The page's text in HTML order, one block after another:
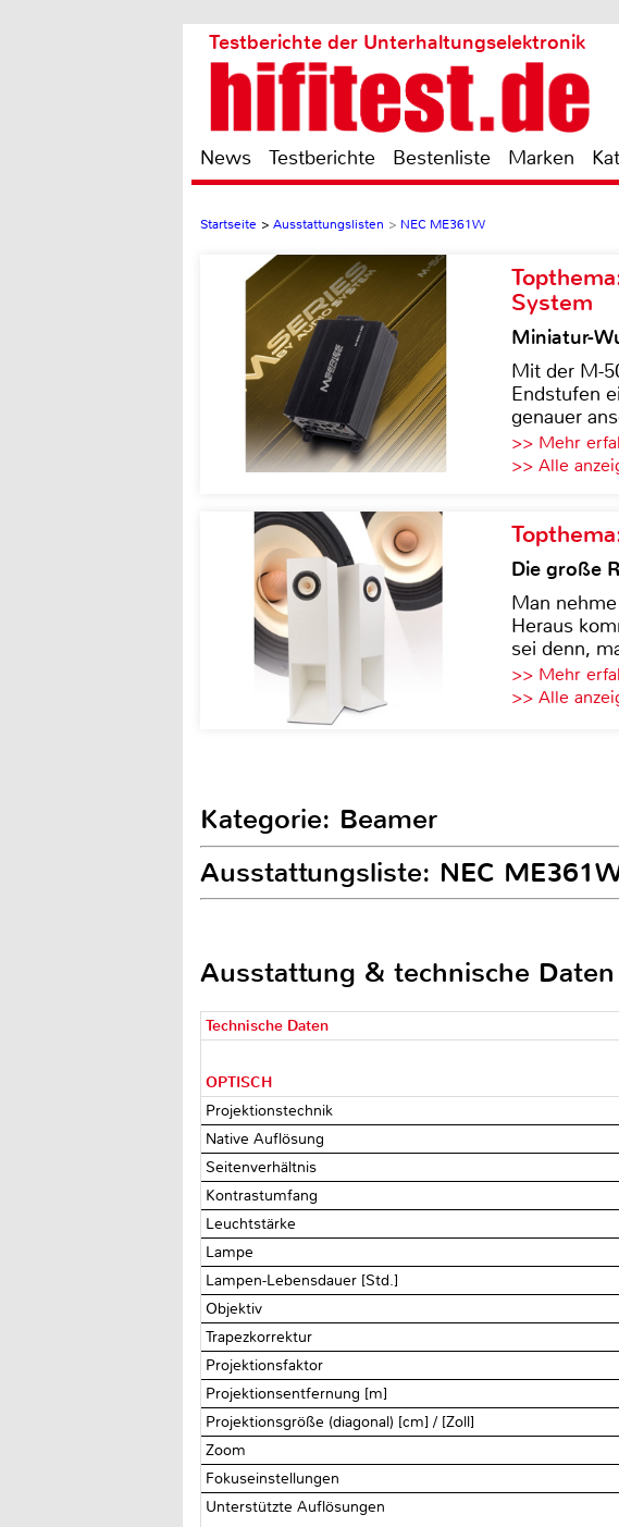
Testberichte der Unterhaltungselektronik
News Testberichte Bestenliste Marken
Startseite > Ausstattungslisten > NEC ME361W
System
Miniatur-
Mit der M-
Endstufen
genauer
>> Mehr
>> Alle
Die große
Man
Heraus
sei denn,
>> Mehr
>> Alle
Kategorie: Beamer
Ausstattungsliste: NEC
Ausstattung & technische Daten
Technische Daten
OPTISCH
Projektionstechnik
Native Auflösung
Seitenverhältnis
Kontrastumfang
Leuchtstärke
Lampe
Lampen-Lebensdauer [Std.]
Objektiv
Trapezkorrektur
Projektionsfaktor
Projektionsentfernung [m]
Projektionsgröße (diagonal) [cm] / [Zoll]
Zoom
Fokuseinstellungen
Unterstützte Auflösungen